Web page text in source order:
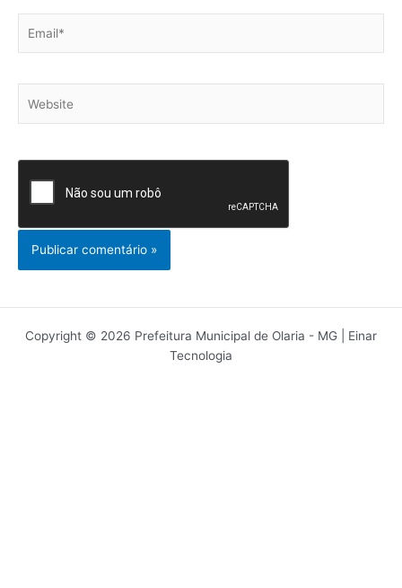
Copyright © 2026 Prefeitura Municipal de Olaria - MG | Einar
Tecnologia